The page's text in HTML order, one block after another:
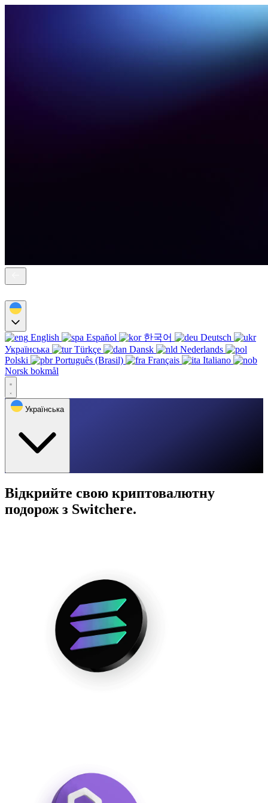
English Español 한국어
Deutsch
Українська
Türkçe Dansk
Nederlands
Polski
Português (Brasil) Français
Italiano
Norsk bokmål
Українська
Відкрийте свою криптовалютну
подорож з Switchere.